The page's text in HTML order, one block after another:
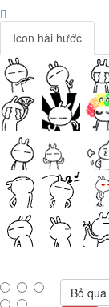
Icon hài hước
Bỏ qua